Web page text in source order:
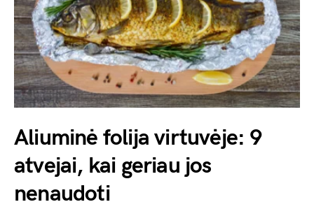
Aliuminė folija virtuvėje: 9
atvejai, kai geriau jos
nenaudoti